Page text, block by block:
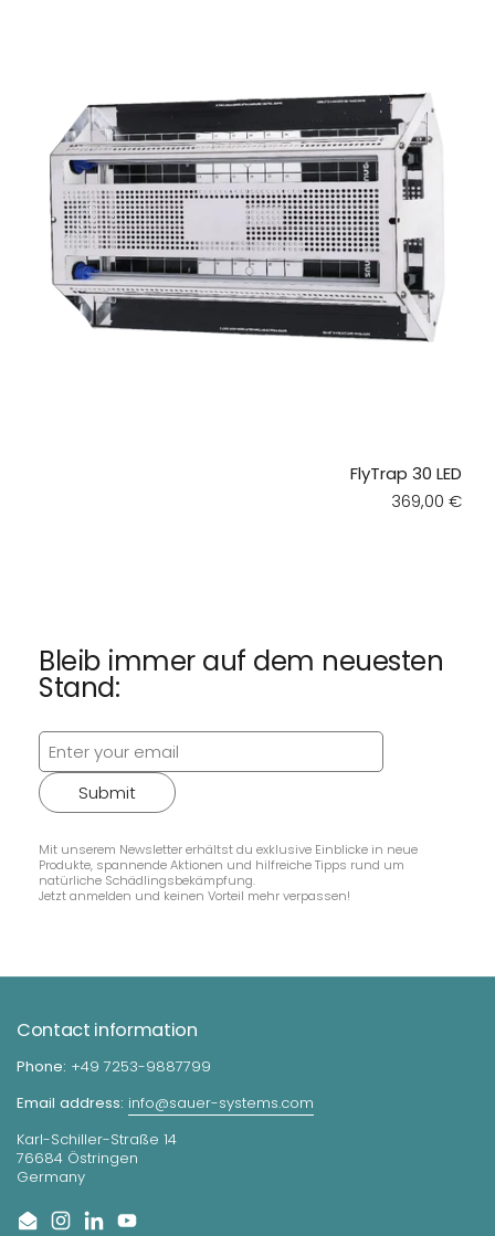
FlyTrap 30 LED
Regular
369,00 €
Bleib immer auf dem neuesten
Stand:
Submit
Mit unserem Newsletter erhältst du exklusive Einblicke in neue
Produkte, spannende Aktionen und hilfreiche Tipps rund um
natürliche Schädlingsbekämpfung.
Jetzt anmelden und keinen Vorteil mehr verpassen!
Contact information
Phone: +49 7253-9887799
Email address: info@sauer-systems.com
Karl-Schiller-Straße 14
76684 Östringen
Germany
EmailInstagram
LinkedInYouTube